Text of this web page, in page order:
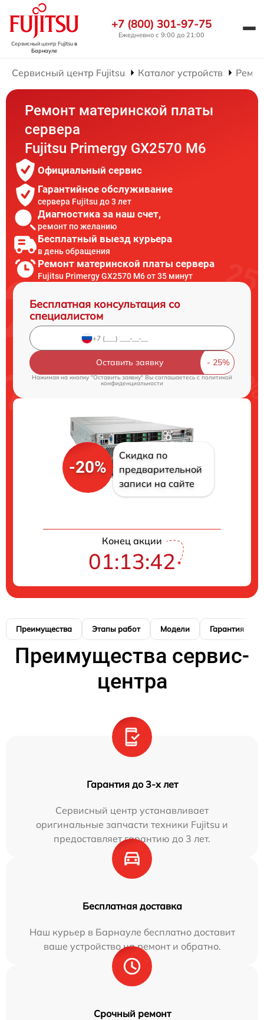
Сервисный центр Fujitsuв
Барнауле
+7 (800) 301-97-75
Ежедневно с 9:00 до 21:00
Сервисный центр Fujitsu Каталог устройств
Ремонт материнской платы
сервера
Fujitsu Primergy GX2570 M6
Официальный сервис
Гарантийное обслуживание
сервера Fujitsu до 3 лет
Диагностика за наш счет,
ремонт по желанию
Бесплатный выезд курьера
в день обращения
Ремонт материнской платы сервера
Fujitsu Primergy GX2570 M6 от 35 минут
Бесплатная консультация со
специалистом
Оставить заявку
Нажимая на кнопку "Оставить заявку" Вы соглашаетесь cполитикой
конфиденциальности
-20%
Скидка по
предварительной
записи на сайте
Конец акции
01:13:41
Преимущества Этапы работ Модели Гарантия
Преимущества сервис-
центра
Гарантия до 3-х лет
Сервисный центр устанавливает
оригинальные запчасти техники Fujitsu и
предоставляет гарантию до 3 лет.
Бесплатная доставка
Наш курьер в Барнауле бесплатно доставит
ваше устройство на ремонт и обратно.
Срочный ремонт